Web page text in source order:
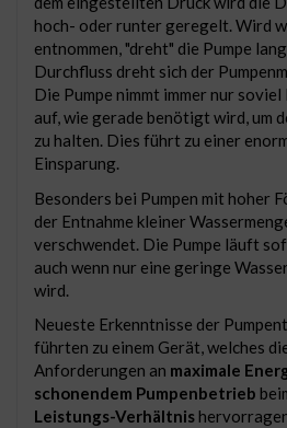
hoch- oder runter geregelt. Wird
entnommen, "dreht" die Pumpe
Durchfluss dreht sich der
Die Pumpe nimmt immer nur
auf, wie gerade benötigt wird, um
zu halten. Dies führt zu einer
Einsparung.
Besonders bei Pumpen mit hoher
der Entnahme kleiner
verschwendet. Die Pumpe läuft
auch wenn nur eine geringe
wird.
Neueste Erkenntnisse der
führten zu einem Gerät, welches
Anforderungen an maximale
schonendem Pumpenbetrieb
Leistungs-Verhältnis